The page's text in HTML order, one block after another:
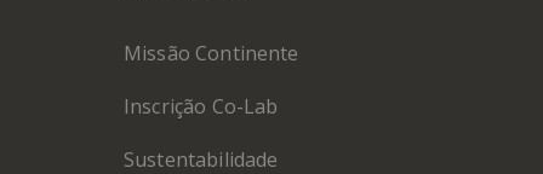
Missão Continente
Inscrição Co-Lab
Sustentabilidade